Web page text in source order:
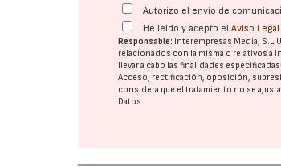
Autorizo el envío de
He leído y acepto elAviso Legal
Responsable: Interempresas Media,
relacionados con la misma o relativos a
llevar a cabo las finalidades especificadas
Acceso, rectificación, oposición,
considera que el tratamiento no se
Datos